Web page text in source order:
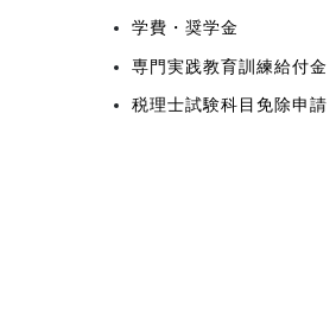
学費・奨学金
専門実践教育訓練給付金
税理士試験科目免除申請